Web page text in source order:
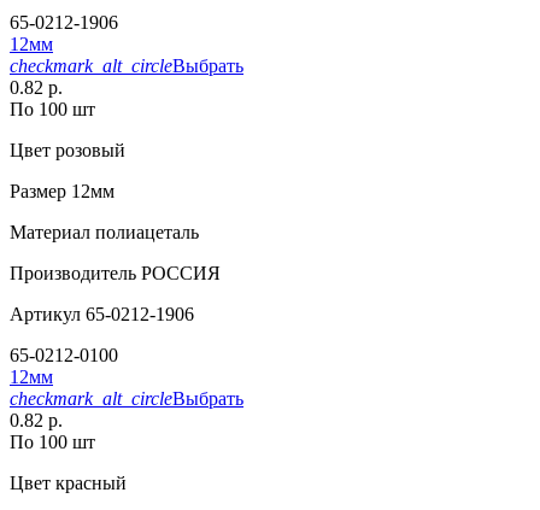
65-0212-1906
12мм
checkmark_alt_circleВыбрать
0.82 р.
По 100 шт
Цвет розовый
Размер 12мм
Материал полиацеталь
Производитель РОССИЯ
Артикул 65-0212-1906
65-0212-0100
12мм
checkmark_alt_circleВыбрать
0.82 р.
По 100 шт
Цвет красный